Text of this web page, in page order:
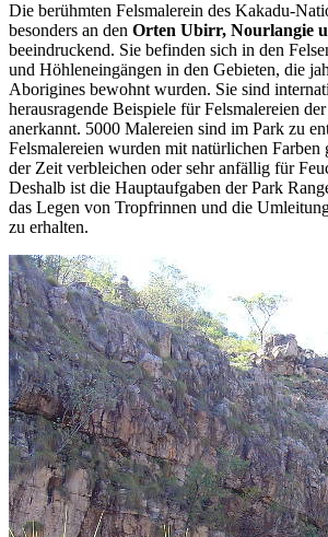
Die berühmten Felsmalerein des Kakadu-
besonders an den Orten Ubirr, Nourlangie
beeindruckend. Sie befinden sich in den
und Höhleneingängen in den Gebieten, die
Aborigines bewohnt wurden. Sie sind
herausragende Beispiele für Felsmalereien
anerkannt. 5000 Malereien sind im Park zu
Felsmalereien wurden mit natürlichen Farben
der Zeit verbleichen oder sehr anfällig für
Deshalb ist die Hauptaufgaben der Park
das Legen von Tropfrinnen und die
zu erhalten.